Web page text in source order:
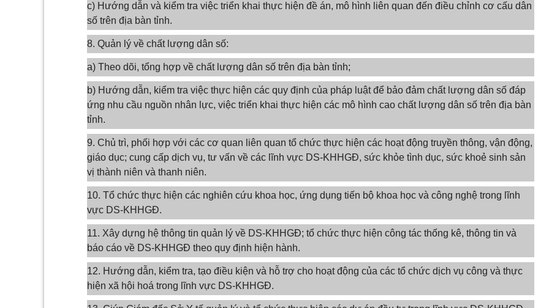
c) Hướng dẫn và kiểm tra việc triển khai thực hiện đề án, mô hình liên quan đến điều chỉnh cơ cấu dân
số trên địa bàn tỉnh.
8. Quản lý về chất lượng dân số:
a) Theo dõi, tổng hợp về chất lượng dân số trên địa bàn tỉnh;
b) Hướng dẫn, kiểm tra việc thực hiện các quy định của pháp luật để bảo đảm chất lượng dân số đáp
ứng nhu cầu nguồn nhân lực, việc triển khai thực hiện các mô hình cao chất lượng dân số trên địa bàn
tỉnh.
9. Chủ trì, phối hợp với các cơ quan liên quan tổ chức thực hiện các hoạt động truyền thông, vận động,
giáo dục; cung cấp dịch vụ, tư vấn về các lĩnh vực DS-KHHGĐ, sức khỏe tình dục, sức khoẻ sinh sản
vị thành niên và thanh niên.
10. Tổ chức thực hiện các nghiên cứu khoa học, ứng dụng tiến bộ khoa học và công nghệ trong lĩnh
vực DS-KHHGĐ.
11. Xây dựng hệ thông tin quản lý về DS-KHHGĐ; tổ chức thực hiện công tác thống kê, thông tin và
báo cáo về DS-KHHGĐ theo quy định hiện hành.
12. Hướng dẫn, kiểm tra, tạo điều kiện và hỗ trợ cho hoạt động của các tổ chức dịch vụ công và thực
hiện xã hội hoá trong lĩnh vực DS-KHHGĐ.